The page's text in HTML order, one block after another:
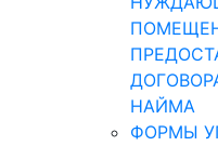
НАЙМА
ФОРМЫ